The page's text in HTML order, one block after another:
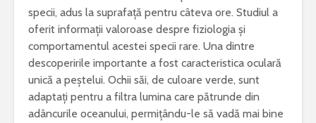
specii, adus la suprafață pentru câteva ore. Studiul a
oferit informații valoroase despre fiziologia și
comportamentul acestei specii rare. Una dintre
descoperirile importante a fost caracteristica oculară
unică a peștelui. Ochii săi, de culoare verde, sunt
adaptați pentru a filtra lumina care pătrunde din
adâncurile oceanului, permițându-le să vadă mai bine